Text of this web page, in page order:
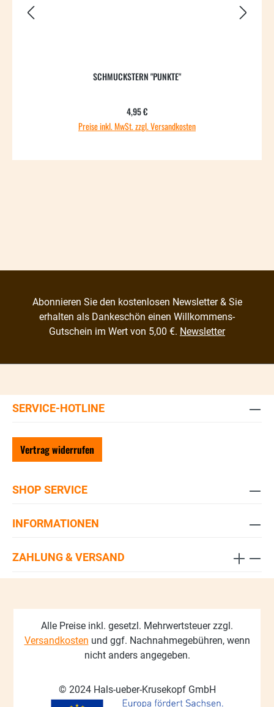
SCHMUCKSTERN "PUNKTE"
Regulärer Preis:
4,95 €
Preise inkl. MwSt. zzgl. Versandkosten
Abonnieren Sie den kostenlosen Newsletter & Sie
erhalten als Dankeschön einen Willkommens-
Gutschein im Wert von 5,00 €. Newsletter
SERVICE-HOTLINE
Vertrag widerrufen
SHOP SERVICE
INFORMATIONEN
ZAHLUNG & VERSAND
Alle Preise inkl. gesetzl. Mehrwertsteuer zzgl.
Versandkosten und ggf. Nachnahmegebühren, wenn
nicht anders angegeben.
© 2024 Hals-ueber-Krusekopf GmbH